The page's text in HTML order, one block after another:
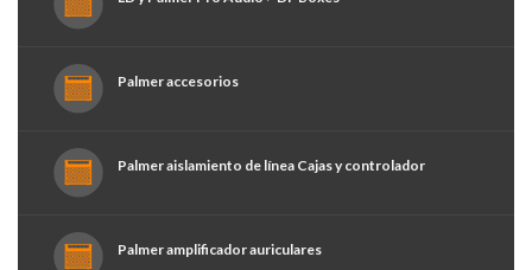
Palmer accesorios
Palmer aislamiento de línea Cajas y controlador
Palmer amplificador auriculares